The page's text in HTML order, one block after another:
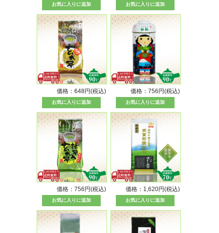
価格：648円(税込) 価格：756円(税込)
価格：756円(税込) 価格：1,620円(税込)